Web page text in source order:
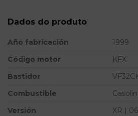
Dados do produto
Año fabricación
1999
Código motor
KFX
Bastidor
Combustible
Versión
XR |